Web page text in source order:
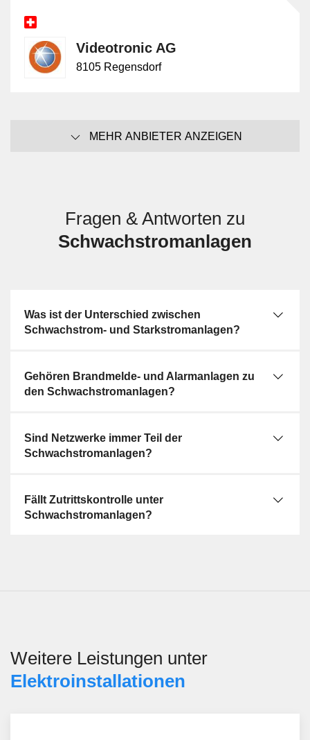
Videotronic AG
8105 Regensdorf
MEHR ANBIETER ANZEIGEN
Fragen & Antworten zu
Schwachstromanlagen
Was ist der Unterschied zwischen
Schwachstrom- und Starkstromanlagen?
Gehören Brandmelde- und Alarmanlagen zu
den Schwachstromanlagen?
Sind Netzwerke immer Teil der
Schwachstromanlagen?
Fällt Zutrittskontrolle unter
Schwachstromanlagen?
Weitere Leistungen unter
Elektroinstallationen